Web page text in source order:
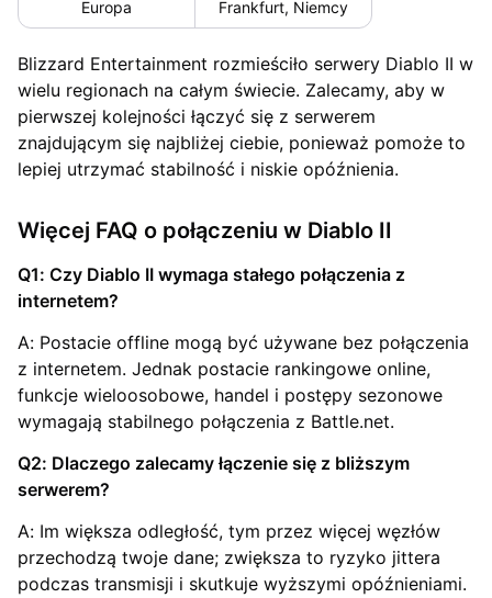
Europa Frankfurt, Niemcy
Blizzard Entertainment rozmieściło serwery Diablo II w
wielu regionach na całym świecie. Zalecamy, aby w
pierwszej kolejności łączyć się z serwerem
znajdującym się najbliżej ciebie, ponieważ pomoże to
lepiej utrzymać stabilność i niskie opóźnienia.
Więcej FAQ o połączeniu w Diablo II
Q1: Czy Diablo II wymaga stałego połączenia z
internetem?
A: Postacie offline mogą być używane bez połączenia
z internetem. Jednak postacie rankingowe online,
funkcje wieloosobowe, handel i postępy sezonowe
wymagają stabilnego połączenia z Battle.net.
Q2: Dlaczego zalecamy łączenie się z bliższym
serwerem?
A: Im większa odległość, tym przez więcej węzłów
przechodzą twoje dane; zwiększa to ryzyko jittera
podczas transmisji i skutkuje wyższymi opóźnieniami.